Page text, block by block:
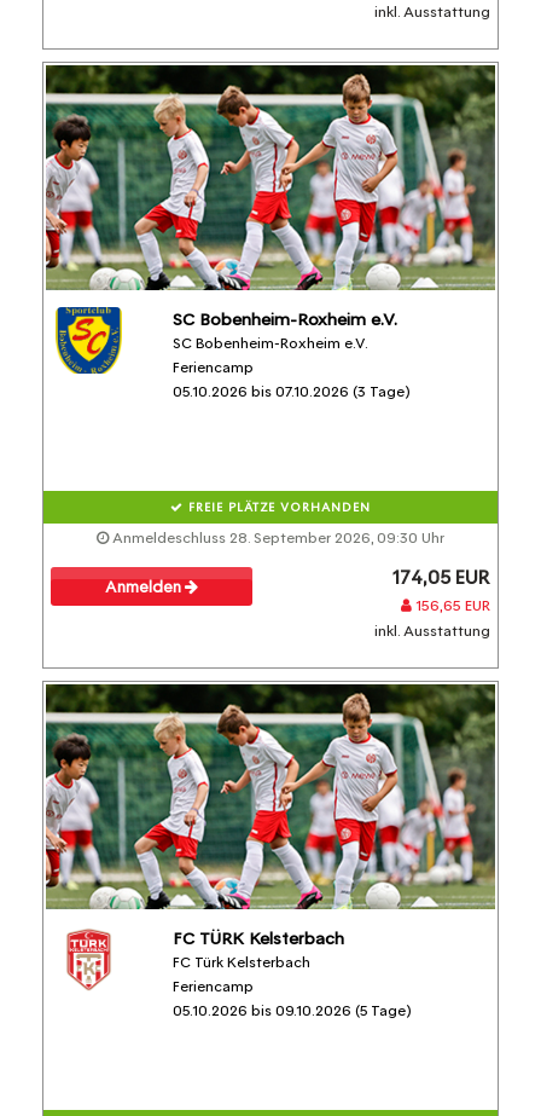
inkl. Ausstattung
SC Bobenheim-Roxheim e.V.
SC Bobenheim-Roxheim e.V.
Feriencamp
05.10.2026 bis 07.10.2026 (3 Tage)
FREIE PLÄTZE VORHANDEN
Anmeldeschluss 28. September 2026, 09:30 Uhr
Anmelden 174,05 EUR
156,65 EUR
inkl. Ausstattung
FC TÜRK Kelsterbach
FC Türk Kelsterbach
Feriencamp
05.10.2026 bis 09.10.2026 (5 Tage)